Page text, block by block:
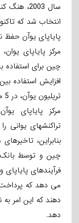
سال
انتخاب شد که
پایاپای یوآن
مرکز پایاپای
چین برای استفاده
افزایش استفاده
تریلیون یوآن، در 5 مرکز بزرگ پایاپای یوآن شده است (1).
مرکز پایاپای
تراکنشهای یوانی
بنابراین،
چین و توسط بانک
فرآیندهای
می­ دهد که
دهد.